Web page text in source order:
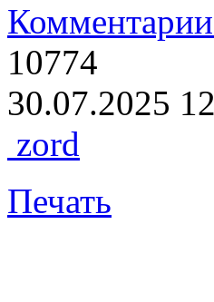
10774
30.07.2025
zord
Печать